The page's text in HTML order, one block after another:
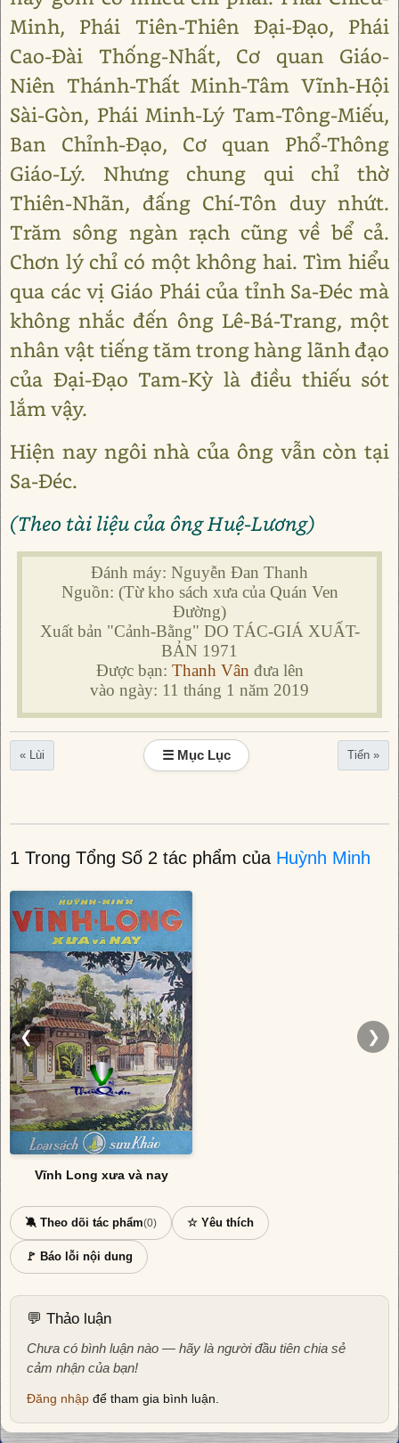
Minh, Phái Tiên-Thiên Đại-Đạo, Phái
Cao-Đài Thống-Nhất, Cơ quan Giáo-
Niên Thánh-Thất Minh-Tâm Vĩnh-Hội
Sài-Gòn, Phái Minh-Lý Tam-Tông-Miếu,
Ban Chỉnh-Đạo, Cơ quan Phổ-Thông
Giáo-Lý. Nhưng chung qui chỉ thờ
Thiên-Nhãn, đấng Chí-Tôn duy nhứt.
Trăm sông ngàn rạch cũng về bể cả.
Chơn lý chỉ có một không hai. Tìm hiểu
qua các vị Giáo Phái của tỉnh Sa-Đéc mà
không nhắc đến ông Lê-Bá-Trang, một
nhân vật tiếng tăm trong hàng lãnh đạo
của Đại-Đạo Tam-Kỳ là điều thiếu sót
lắm vậy.
Hiện nay ngôi nhà của ông vẫn còn tại
Sa-Đéc.
(Theo tài liệu của ông Huệ-Lương)
Đánh máy: Nguyễn Đan Thanh
Nguồn: (Từ kho sách xưa của Quán Ven
Đường)
Xuất bản "Cảnh-Bằng" DO TÁC-GIÁ XUẤT-
BẢN 1971
Được bạn: Thanh Vân đưa lên
vào ngày: 11 tháng 1 năm 2019
« Lùi ☰ Mục Lục Tiến »
1 Trong Tổng Số 2 tác phẩm của Huỳnh Minh
❮
Vĩnh Long xưa và nay
❯
🔕 Theo dõi tác phẩm(0) ☆ Yêu thích
🚩 Báo lỗi nội dung
💬 Thảo luận
Chưa có bình luận nào — hãy là người đầu tiên chia sẻ
cảm nhận của bạn!
Đăng nhập để tham gia bình luận.